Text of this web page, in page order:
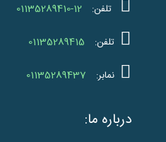
تلفن: 01135289410-12
تلفن: 01135289415
نمابر: 01135289437
درباره ما: